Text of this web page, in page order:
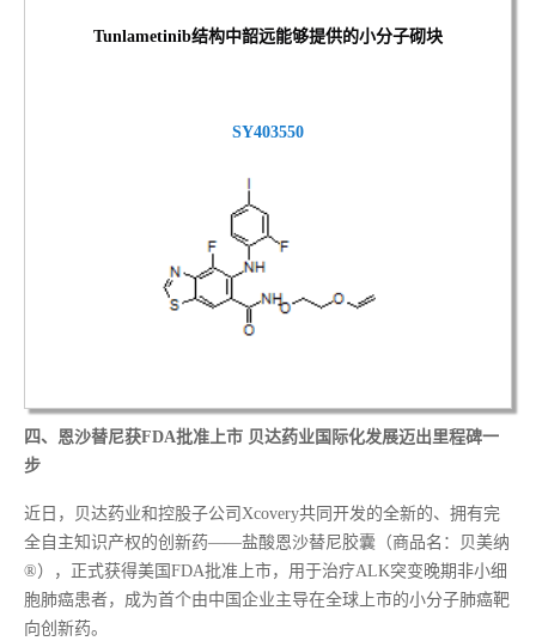
Tunlametinib结构中韶远能够提供的小分子砌块
SY403550
四、 恩沙替尼获FDA批准上市 贝达药业国际化发展迈出里程碑一
步
近日，贝达药业和控股子公司Xcovery共同开发的全新的、拥有完
全自主知识产权的创新药——盐酸恩沙替尼胶囊（商品名：贝美纳
®），正式获得美国FDA批准上市，用于治疗ALK突变晚期非小细
胞肺癌患者，成为首个由中国企业主导在全球上市的小分子肺癌靶
向创新药。